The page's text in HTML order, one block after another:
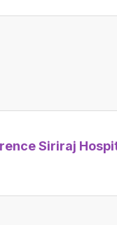
Siriraj